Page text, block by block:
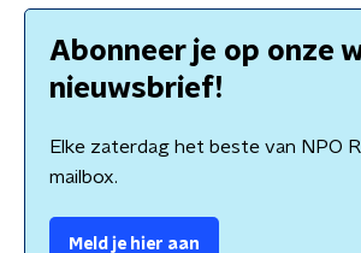
Abonneer je op onze
nieuwsbrief!
Elke zaterdag het beste van NPO
mailbox.
Meld je hier aan